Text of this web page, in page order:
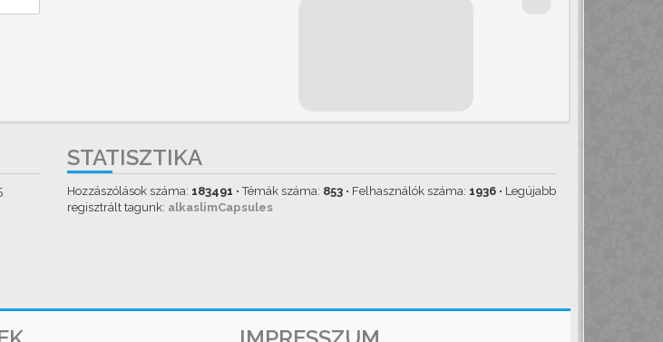
STATISZTIKA
Hozzászólások száma: 183491 • Témák száma: 853 • Felhasználók száma: 1936 • Legújabb
regisztrált tagunk: alkaslimCapsules